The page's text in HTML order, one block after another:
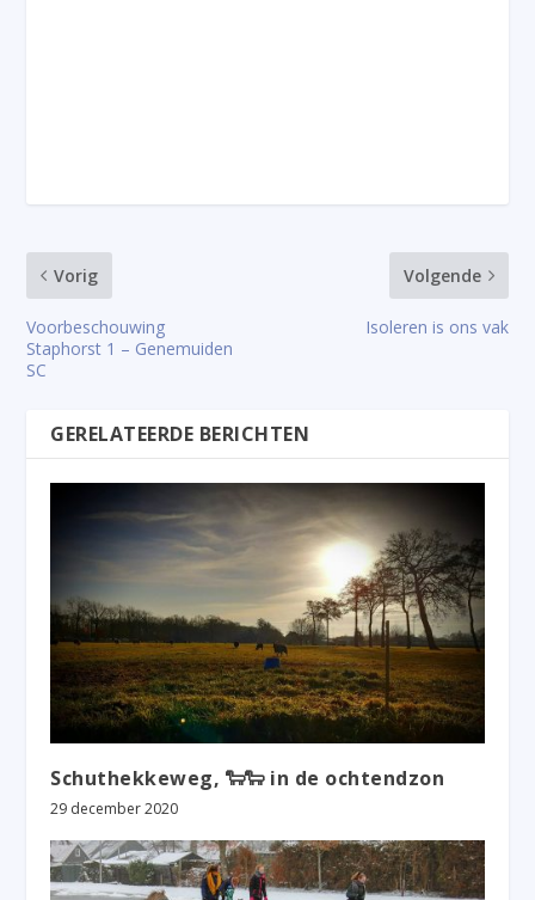
Vorig
Voorbeschouwing
Staphorst 1 – Genemuiden
SC
Volgende
Isoleren is ons vak
GERELATEERDE BERICHTEN
Schuthekkeweg, 🐑🐑 in de ochtendzon
29 december 2020